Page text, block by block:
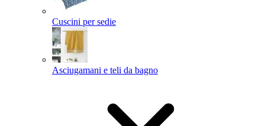
Cuscini per sedie
Asciugamani e teli da bagno